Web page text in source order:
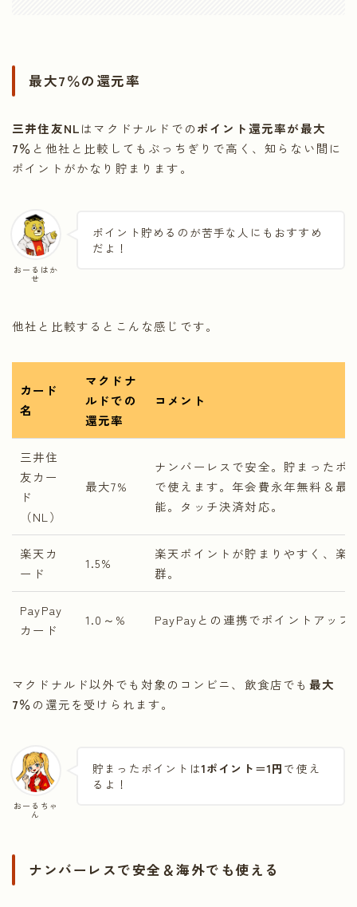
最大7％の還元率
三井住友NLはマクドナルドでのポイント還元率が最大
7％ と他社と比較してもぶっちぎりで高く、知らない間に
ポイントがかなり貯まります。
おーるはか
せ
ポイント貯めるのが苦手な人にもおすすめ
だよ！
他社と比較するとこんな感じです。
カード
名
マクドナ
ルドでの
還元率
コメント
三井住
友カー
ド
（NL）
最大7%
ナンバーレスで安全。貯まったポ
で使えます。年会費永年無料＆最
能。タッチ決済対応。
楽天カ
ード
1.5%
楽天ポイントが貯まりやすく、楽
群。
PayPay
カード
1.0～% PayPayとの連携でポイントアップ
マクドナルド以外でも対象のコンビニ、飲食店でも 最大
7％ の還元を受けられます。
おーるちゃ
ん
貯まったポイントは1ポイント＝1円 で使え
るよ！
ナンバーレスで安全＆海外でも使える